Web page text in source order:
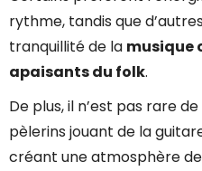
rythme, tandis que
tranquillité de la musique
apaisants du folk.
De plus, il n’est pas rare
pèlerins jouant de la
créant une atmosphère